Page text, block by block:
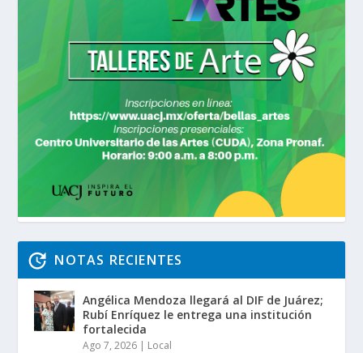
NOTAS RECIENTES
Angélica Mendoza llegará al DIF de Juárez;
Rubí Enríquez le entrega una institución
fortalecida
Ago 7, 2026 | Local